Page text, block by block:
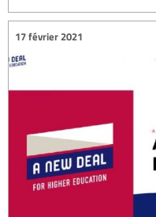
17 février 2021